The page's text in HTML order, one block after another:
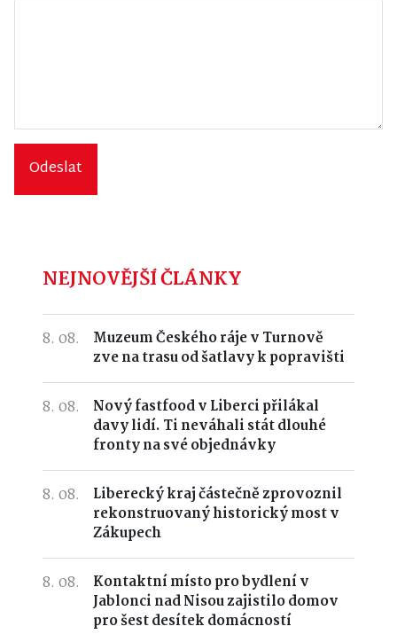
Odeslat
NEJNOVĚJŠÍ ČLÁNKY
8. 08.
Muzeum Českého ráje v Turnově
zve na trasu od šatlavy k popravišti
8. 08.
Nový fastfood v Liberci přilákal
davy lidí. Ti neváhali stát dlouhé
fronty na své objednávky
8. 08.
Liberecký kraj částečně zprovoznil
rekonstruovaný historický most v
Zákupech
8. 08.
Kontaktní místo pro bydlení v
Jablonci nad Nisou zajistilo domov
pro šest desítek domácností